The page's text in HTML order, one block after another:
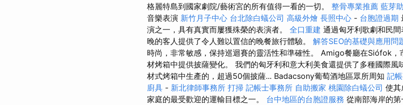
格麗特島到國家劇院/藝術宮的所有值得一看的一切。 整骨專業推薦 藍芽
音樂表演 新竹月子中心 台北除白蟻公司 高級外燴 長照中心 - 台胞證過期
演之一，具有真實而屢獲殊榮的表演者。 全口重建 通過匈牙利歌劇和民
晚的客人提供了令人難以置信的晚餐旅行體驗。 解答SEO的基礎與應用問
時尚，非常敏感，保持巡迴賽的靈活性和準確性。 Amigo餐廳在Siófok，
材烤箱中提供披薩變化。 我們的匈牙利和意大利美食還提供了多種國際風
材式烤箱中生產的，超過50個披薩... Badacsony葡萄酒地區眾所周知 記
廚具 - 新北律師事務所 打掃 記帳士事務所 自助搬家 桃園除白蟻公司 使
家庭的最受歡迎的運輸目標之一。 台中地區的台胞證服務 從南部海岸的